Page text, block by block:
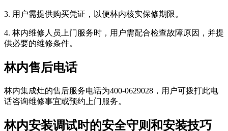
3. 用户需提供购买凭证，以便林内核实保修期限。
4. 林内维修人员上门服务时，用户需配合检查故障原因，并提
供必要的维修条件。
林内售后电话
林内集成灶的售后服务电话为400-0629028，用户可拨打此电
话咨询维修事宜或预约上门服务。
林内安装调试时的安全守则和安装技巧